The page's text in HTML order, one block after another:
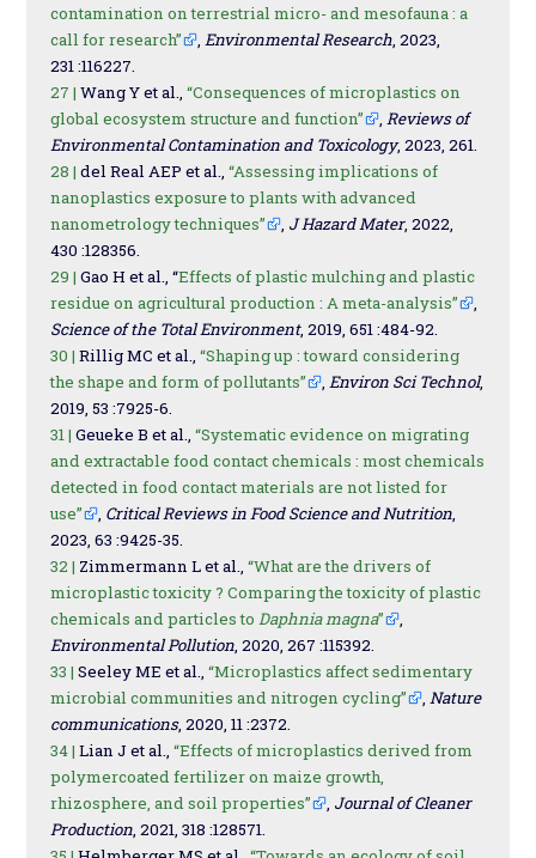
contamination on terrestrial micro- and mesofauna : a
call for research”
,Environmental Research, 2023,
231 :116227.
27 | Wang Y et al.,“Consequences of microplastics on
global ecosystem structure and function”
,Reviews of
Environmental Contamination and Toxicology, 2023, 261.
28 | del Real AEP et al.,“Assessing implications of
nanoplastics exposure to plants with advanced
nanometrology techniques”
, J Hazard Mater, 2022,
430 :128356.
29 | Gao H et al., “Effects of plastic mulching and plastic
residue on agricultural production : A meta-analysis”
,
Science of the Total Environment, 2019, 651 :484-92.
30 | Rillig MC et al.,“Shaping up : toward considering
the shape and form of pollutants”
,Environ Sci Technol,
2019, 53 :7925-6.
31 | Geueke B et al.,“Systematic evidence on migrating
and extractable food contact chemicals : most chemicals
detected in food contact materials are not listed for
use”
, Critical Reviews in Food Science and Nutrition,
2023, 63 :9425-35.
32 | Zimmermann L et al.,“What are the drivers of
microplastic toxicity ? Comparing the toxicity of plastic
chemicals and particles toDaphnia magna”
,
Environmental Pollution, 2020, 267 :115392.
33 | Seeley ME et al.,“Microplastics affect sedimentary
microbial communities and nitrogen cycling”
,Nature
communications, 2020, 11 :2372.
34 | Lian J et al.,“Effects of microplastics derived from
polymercoated fertilizer on maize growth,
rhizosphere, and soil properties”
, Journal of Cleaner
Production, 2021, 318 :128571.